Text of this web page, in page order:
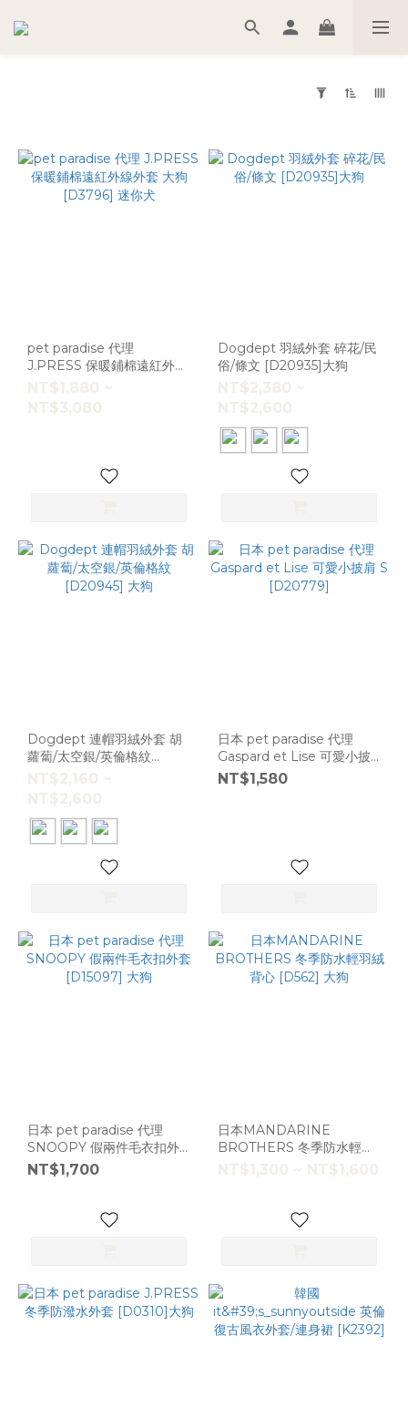
篩
選
(0/20)
3S
(44)
DS
L
(32)
(18)
看
更
多
pet paradise 代理
J.PRESS 保暖鋪棉遠紅外線
外套 大狗 [D3796] 迷你犬
NT$1,880 ~
NT$3,080
Dogdept 羽絨外套 碎花/民
俗/條文 [D20935]大狗
NT$2,380 ~
NT$2,600
Dogdept 連帽羽絨外套 胡
蘿蔔/太空銀/英倫格紋
[D20945] 大狗
NT$2,160 ~
NT$2,600
日本 pet paradise 代理
Gaspard et Lise 可愛小披
肩 S [D20779]
NT$1,580
日本 pet paradise 代理
SNOOPY 假兩件毛衣扣外
套 [D15097] 大狗
NT$1,700
日本MANDARINE
BROTHERS 冬季防水輕羽
絨背心 [D562] 大狗
NT$1,300 ~ NT$1,600